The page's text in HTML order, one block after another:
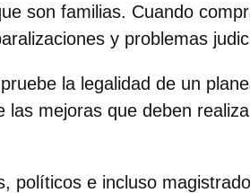
son familias. Cuando
y problemas
la legalidad de un
las mejoras que deben
políticos e incluso